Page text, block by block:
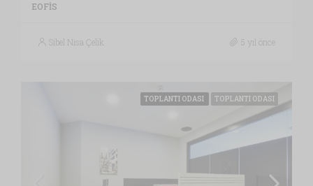
EOFIS
Sibel Nisa Çelik 5 yıl önce
TOPLANTI ODASI TOPLANTI ODASI